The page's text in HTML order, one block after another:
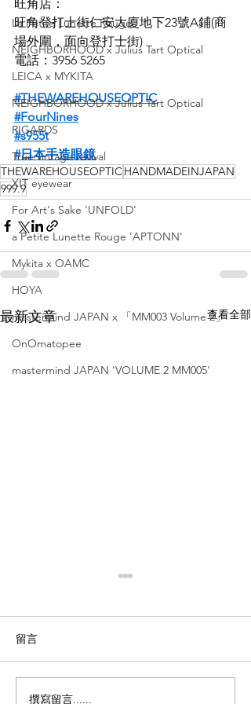
La Petite Lunette Rouge
NEIGHBORHOOD x Julius Tart Optical
LEICA x MYKITA
NEIGHBORHOOD x Julius Tart Optical
RIGARDS
True vintage revival
XIT eyewear
For Art's Sake 'UNFOLD'
a Petite Lunette Rouge 'APTONN'
Mykita x OAMC
HOYA
mastermind JAPAN x 「MM003 Volume 2」
OnOmatopee
mastermind JAPAN 'VOLUME 2 MM005'
旺角店：
旺角登打士街仁安大廈地下23號A鋪(商
場外圍，面向登打士街)
電話：3956 5265
#THEWAREHOUSEOPTIC
#FourNines
#s955t
#日本手造眼鏡
THEWAREHOUSEOPTICHANDMADEINJAPAN
999.9
最新文章 查看全部
留言
撰寫留言......